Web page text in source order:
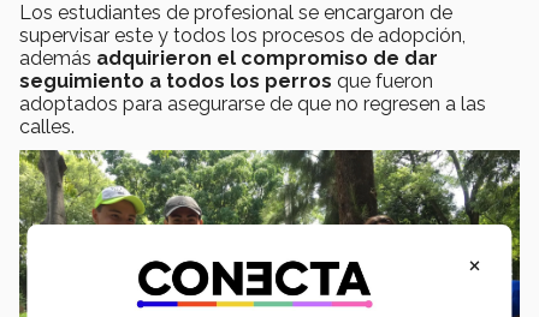
Los estudiantes de profesional se encargaron de
supervisar este y todos los procesos de adopción,
además adquirieron el compromiso de dar
seguimiento a todos los perros que fueron
adoptados para asegurarse de que no regresen a las
calles.
×